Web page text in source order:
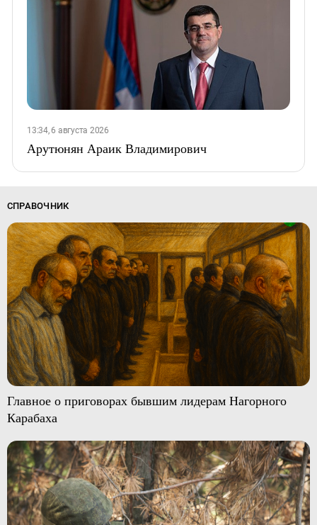
13:34, 6 августа 2026
Арутюнян Араик Владимирович
СПРАВОЧНИК
Главное о приговорах бывшим лидерам Нагорного
Карабаха